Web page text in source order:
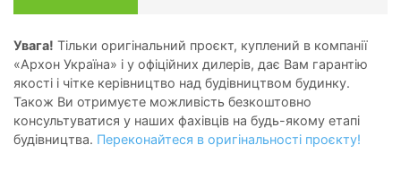
Увага! Тільки оригінальний проєкт, куплений в компанії
«Архон Україна» і у офіційних дилерів, дає Вам гарантію
якості і чітке керівництво над будівництвом будинку.
Також Ви отримуєте можливість безкоштовно
консультуватися у наших фахівців на будь-якому етапі
будівництва. Переконайтеся в оригінальності проєкту!